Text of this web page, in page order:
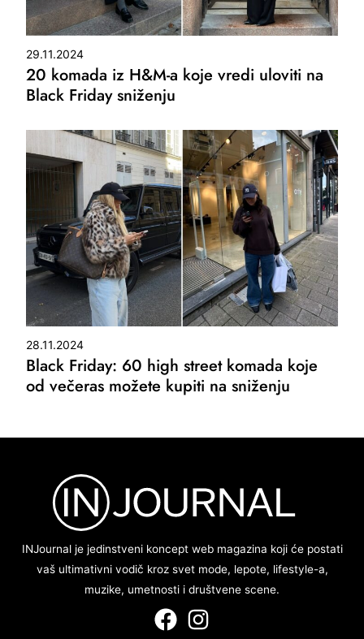
29.11.2024
20 komada iz H&M-a koje vredi uloviti na
Black Friday sniženju
28.11.2024
Black Friday: 60 high street komada koje
od večeras možete kupiti na sniženju
INJournal je jedinstveni koncept web magazina koji će postati
vaš ultimativni vodič kroz svet mode, lepote, lifestyle-a,
muzike, umetnosti i društvene scene.